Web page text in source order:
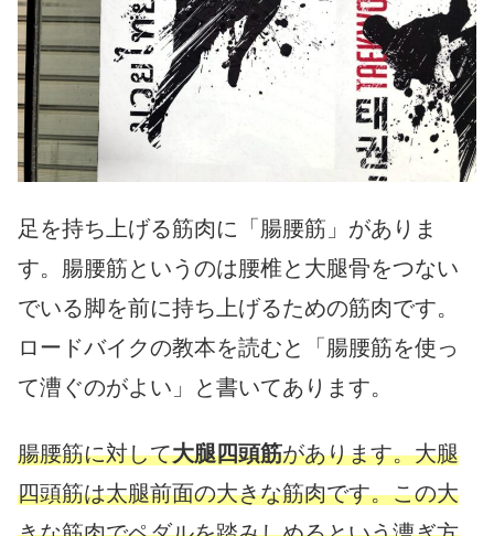
足を持ち上げる筋肉に「腸腰筋」がありま
す。腸腰筋というのは腰椎と大腿骨をつない
でいる脚を前に持ち上げるための筋肉です。
ロードバイクの教本を読むと「腸腰筋を使っ
て漕ぐのがよい」と書いてあります。
腸腰筋に対して大腿四頭筋があります。大腿
四頭筋は太腿前面の大きな筋肉です。この大